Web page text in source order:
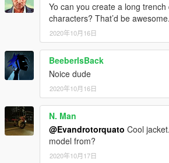
Yo can you create a long
characters? That’d be awesome.
2020年10月16日
BeeberIsBack
Noice dude
2020年10月16日
N. Man
@Evandrotorquato Cool
model from?
2020年10月17日